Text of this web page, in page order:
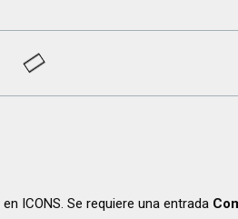
en ICONS. Se requiere una entrada